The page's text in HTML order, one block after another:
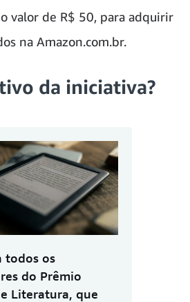
valor de R$ 50, para adquirir
na Amazon.com.br.
da iniciativa?
todos os
do Prêmio
Literatura, que